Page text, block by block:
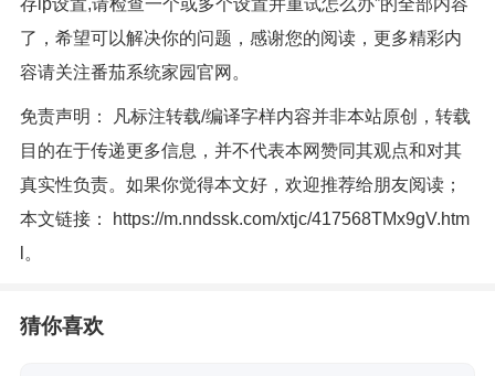
存ip设置,请检查一个或多个设置并重试怎么办”的全部内容
了，希望可以解决你的问题，感谢您的阅读，更多精彩内
容请关注番茄系统家园官网。
免责声明： 凡标注转载/编译字样内容并非本站原创，转载
目的在于传递更多信息，并不代表本网赞同其观点和对其
真实性负责。如果你觉得本文好，欢迎推荐给朋友阅读；
本文链接：
https://m.nndssk.com/xtjc/417568TMx9gV.htm
。
猜你喜欢